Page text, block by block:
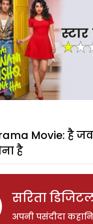
Movie: है
है
सरिता
अपनी पसंदीदा